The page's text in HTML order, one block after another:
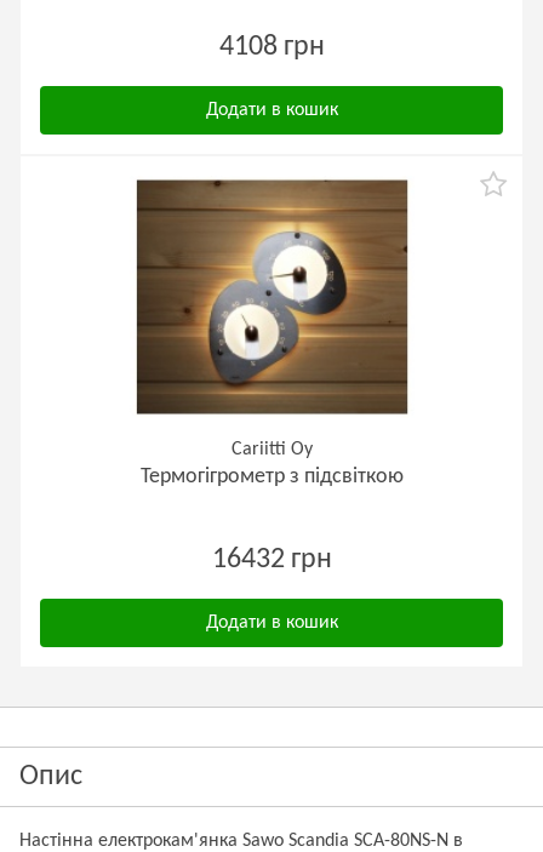
4108 грн
Додати в кошик
Cariitti Oy
Термогігрометр з підсвіткою
16432 грн
Додати в кошик
Опис
Настінна електрокам'янка Sawo Scandia SCA-80NS-N в